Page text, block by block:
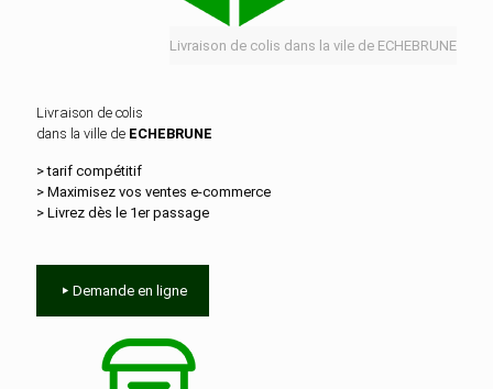
Livraison de colis dans la vile de ECHEBRUNE
Livraison de colis
dans la ville de ECHEBRUNE
> tarif compétitif
> Maximisez vos ventes e‑commerce
> Livrez dès le 1er passage
Demande en ligne